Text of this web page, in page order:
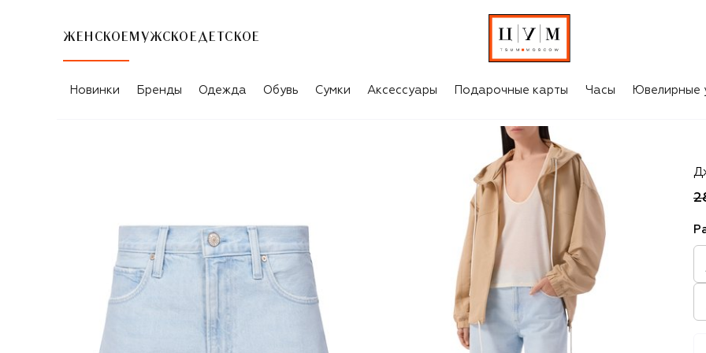
ЖЕНСКОЕ МУЖСКОЕ ДЕТСКОЕ
Новинки Бренды Одежда Обувь Сумки Аксессуары Подарочные карты Часы Ювелирные